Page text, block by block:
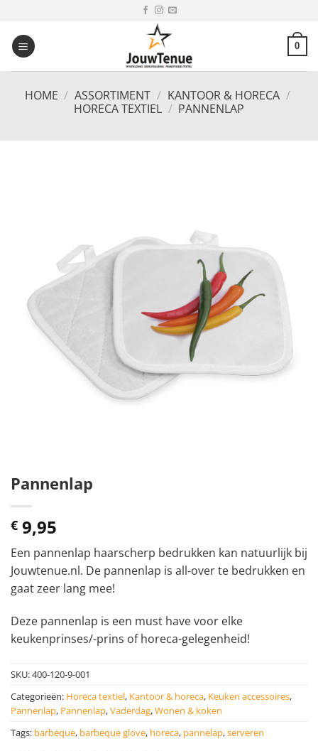
inhoud
0
HOME / ASSORTIMENT / KANTOOR & HORECA /
HORECA TEXTIEL / PANNENLAP
Pannenlap
€ 9,95
Een pannenlap haarscherp bedrukken kan natuurlijk bij
Jouwtenue.nl. De pannenlap is all-over te bedrukken en
gaat zeer lang mee!
Deze pannenlap is een must have voor elke
keukenprinses/-prins of horeca-gelegenheid!
SKU:400-120-9-001
Categorieën: Horeca textiel, Kantoor & horeca, Keuken accessoires,
Pannenlap, Pannenlap,Vaderdag,Wonen & koken
Tags: barbeque, barbeque glove, horeca, pannelap,serveren